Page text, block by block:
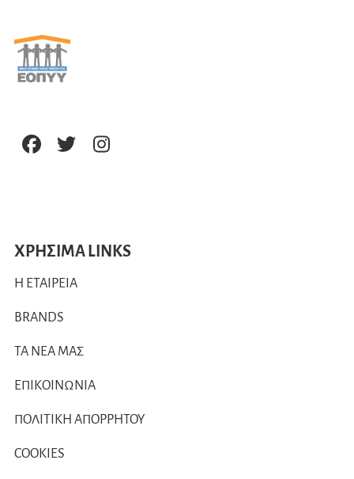
ΧΡΗΣΙΜΑ LINKS
Η ΕΤΑΙΡΕΙΑ
BRANDS
ΤΑ ΝΕΑ ΜΑΣ
ΕΠΙΚΟΙΝΩΝΙΑ
ΠΟΛΙΤΙΚΗ ΑΠΟΡΡΗΤΟΥ
COOKIES